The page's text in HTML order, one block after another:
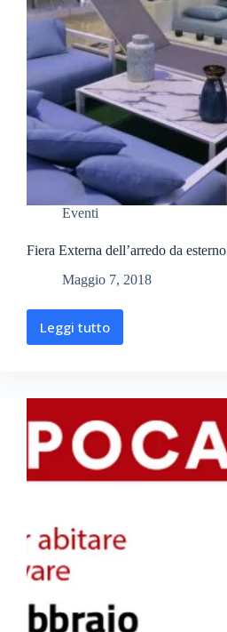
Eventi
Fiera Externa dell’arredo da esterno
Maggio 7, 2018
Leggi tutto